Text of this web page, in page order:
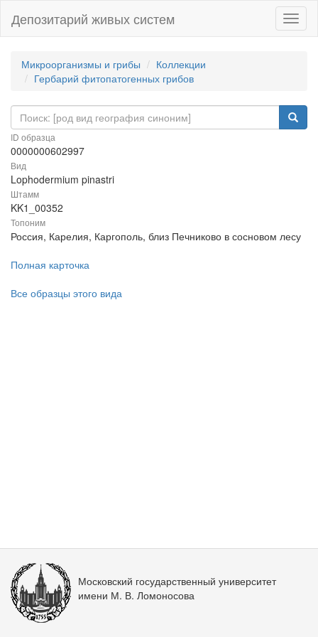
Депозитарий живых систем
Микроорганизмы и грибы
Коллекции
Гербарий фитопатогенных грибов
ID образца
0000000602997
Вид
Lophodermium pinastri
Штамм
KK1_00352
Топоним
Россия, Карелия, Каргополь, близ Печниково в сосновом лесу
Полная карточка
Все образцы этого вида
Московский государственный университет
имени М. В. Ломоносова